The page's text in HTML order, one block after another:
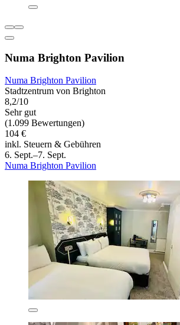
Numa Brighton Pavilion
Numa Brighton Pavilion
Stadtzentrum von Brighton
8,2/10
Sehr gut
(1.099 Bewertungen)
104 €
inkl. Steuern & Gebühren
6. Sept.–7. Sept.
Numa Brighton Pavilion